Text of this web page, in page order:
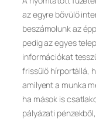
az egyre bővülő
beszámolunk az
pedig az egyes
információkat
frissülő hírportállá,
amilyent a munka
ha mások is
pályázati